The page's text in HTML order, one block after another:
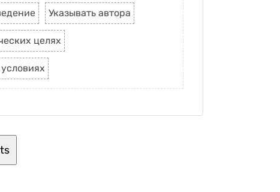
Указывать автора
целях